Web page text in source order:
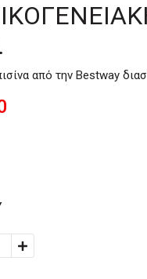
από την Bestway